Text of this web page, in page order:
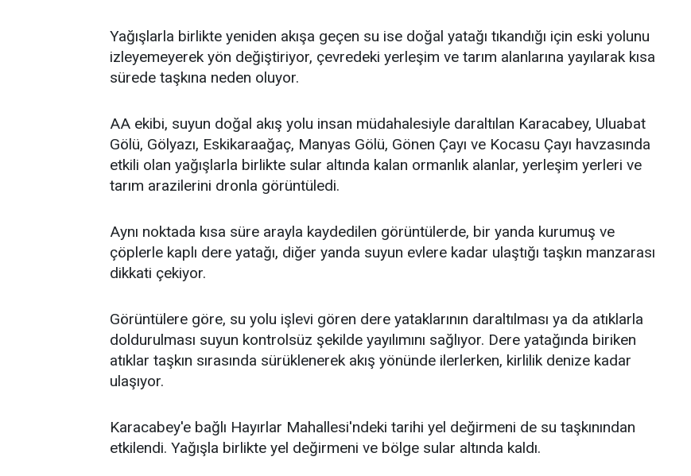
Yağışlarla birlikte yeniden akışa geçen su ise doğal yatağı tıkandığı için eski yolunu
izleyemeyerek yön değiştiriyor, çevredeki yerleşim ve tarım alanlarına yayılarak kısa
sürede taşkına neden oluyor.
AA ekibi, suyun doğal akış yolu insan müdahalesiyle daraltılan Karacabey, Uluabat
Gölü, Gölyazı, Eskikaraağaç, Manyas Gölü, Gönen Çayı ve Kocasu Çayı havzasında
etkili olan yağışlarla birlikte sular altında kalan ormanlık alanlar, yerleşim yerleri ve
tarım arazilerini dronla görüntüledi.
Aynı noktada kısa süre arayla kaydedilen görüntülerde, bir yanda kurumuş ve
çöplerle kaplı dere yatağı, diğer yanda suyun evlere kadar ulaştığı taşkın manzarası
dikkati çekiyor.
Görüntülere göre, su yolu işlevi gören dere yataklarının daraltılması ya da atıklarla
doldurulması suyun kontrolsüz şekilde yayılımını sağlıyor. Dere yatağında biriken
atıklar taşkın sırasında sürüklenerek akış yönünde ilerlerken, kirlilik denize kadar
ulaşıyor.
Karacabey'e bağlı Hayırlar Mahallesi'ndeki tarihi yel değirmeni de su taşkınından
etkilendi. Yağışla birlikte yel değirmeni ve bölge sular altında kaldı.